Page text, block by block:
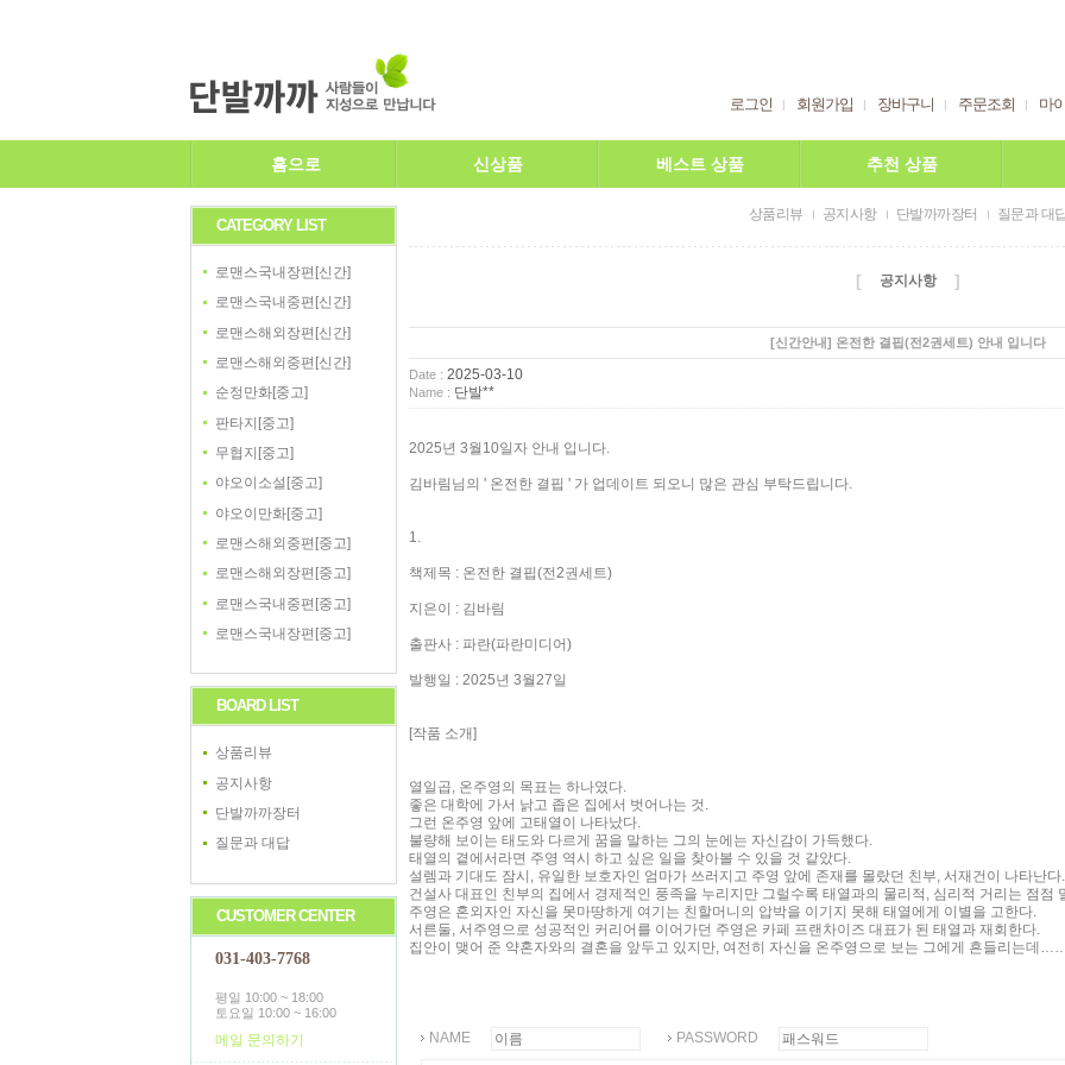
로그인 회원가입 장바구니 주문조회 마
홈으로 신상품 베스트 상품 추천 상품
CATEGORY LIST
로맨스국내장편[신간]
로맨스국내중편[신간]
로맨스해외장편[신간]
로맨스해외중편[신간]
순정만화[중고]
판타지[중고]
무협지[중고]
야오이소설[중고]
야오이만화[중고]
로맨스해외중편[중고]
로맨스해외장편[중고]
로맨스국내중편[중고]
로맨스국내장편[중고]
BOARD LIST
상품리뷰
공지사항
단발까까장터
질문과 대답
CUSTOMER CENTER
031-403-7768
평일 10:00 ~ 18:00
토요일 10:00 ~ 16:00
메일 문의하기
상품리뷰 공지사항 단발까까장터 질문과 대
[ 공지사항 ]
[신간안내] 온전한 결핍(전2권세트) 안내 입니다
Date : 2025-03-10
Name : 단발**
2025년 3월10일자 안내 입니다.
김바림님의 ' 온전한 결핍 ' 가 업데이트 되오니 많은 관심 부탁드립니다.
1.
책제목 : 온전한 결핍(전2권세트)
지은이 : 김바림
출판사 : 파란(파란미디어)
발행일 : 2025년 3월27일
[작품 소개]
열일곱, 온주영의 목표는 하나였다.
좋은 대학에 가서 낡고 좁은 집에서 벗어나는 것.
그런 온주영 앞에 고태열이 나타났다.
불량해 보이는 태도와 다르게 꿈을 말하는 그의 눈에는 자신감이 가득했다.
태열의 곁에서라면 주영 역시 하고 싶은 일을 찾아볼 수 있을 것 같았다.
설렘과 기대도 잠시, 유일한 보호자인 엄마가 쓰러지고 주영 앞에 존재를 몰랐던 친부, 서재건이 나타난다.
건설사 대표인 친부의 집에서 경제적인 풍족을 누리지만 그럴수록 태열과의 물리적, 심리적 거리는 점점
주영은 혼외자인 자신을 못마땅하게 여기는 친할머니의 압박을 이기지 못해 태열에게 이별을 고한다.
서른둘, 서주영으로 성공적인 커리어를 이어가던 주영은 카페 프랜차이즈 대표가 된 태열과 재회한다.
집안이 맺어 준 약혼자와의 결혼을 앞두고 있지만, 여전히 자신을 온주영으로 보는 그에게 흔들리는데
NAME PASSWORD